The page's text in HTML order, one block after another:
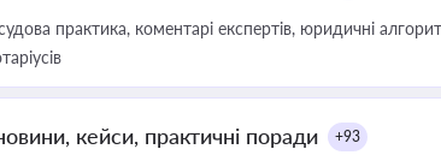
практика, коментарі експертів, юридичні
кейси, практичні поради +93